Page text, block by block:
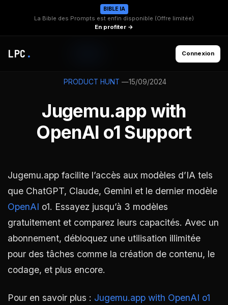
BIBLE IA
La Bible des Prompts est enfin disponible (Offre limitée)
En profiter →
LPC . Connexion
PRODUCT HUNT —15/09/2024
Jugemu.app with
OpenAI o1 Support
Jugemu.app facilite l’accès aux modèles d’IA tels
que ChatGPT, Claude, Gemini et le dernier modèle
OpenAI o1. Essayez jusqu’à 3 modèles
gratuitement et comparez leurs capacités. Avec un
abonnement, débloquez une utilisation illimitée
pour des tâches comme la création de contenu, le
codage, et plus encore.
Pour en savoir plus : Jugemu.app with OpenAI o1